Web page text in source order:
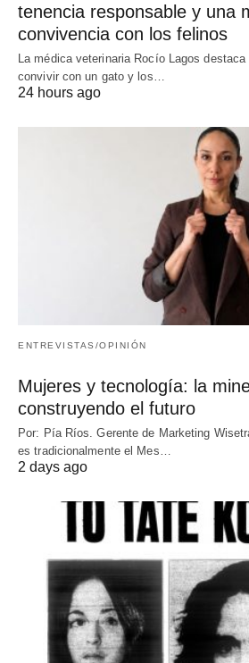
tenencia responsable y una
convivencia con los felinos
La médica veterinaria Rocío Lagos
convivir con un gato y los…
24 hours ago
ENTREVISTAS/OPINIÓN
Mujeres y tecnología: la
construyendo el futuro
Por: Pía Ríos. Gerente de Marketing
es tradicionalmente el Mes…
2 days ago